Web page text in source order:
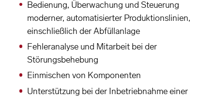
Bedienung, Überwachung und Steuerung
moderner, automatisierter Produktionslinien,
einschließlich der Abfüllanlage
Fehleranalyse und Mitarbeit bei der
Störungsbehebung
Einmischen von Komponenten
Unterstützung bei der Inbetriebnahme einer